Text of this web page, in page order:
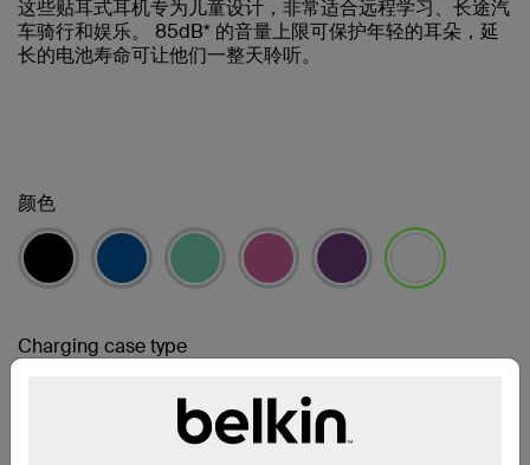
这些贴耳式耳机专为儿童设计，非常适合远程学习、长途汽
车骑行和娱乐。 85dB* 的音量上限可保护年轻的耳朵，延
长的电池寿命可让他们一整天聆听。
颜色
Charging case type
Micro-USB Cable
USB-C Cable
已选择